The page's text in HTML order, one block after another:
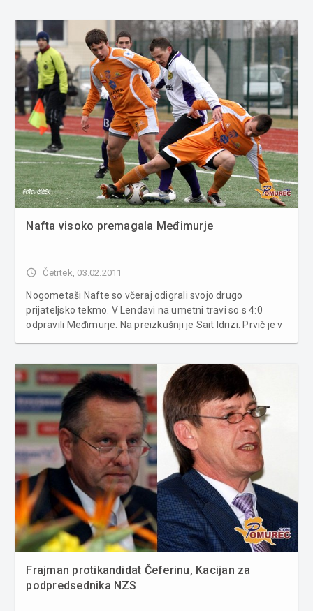
Nafta visoko premagala Međimurje
access_time Četrtek, 03.02.2011
Nogometaši Nafte so včeraj odigrali svojo drugo
prijateljsko tekmo. V Lendavi na umetni travi so s 4:0
odpravili Međimurje. Na preizkušnji je Sait Idrizi. Prvič je v
lendavskih vrst...
Frajman protikandidat Čeferinu, Kacijan za
podpredsednika NZS